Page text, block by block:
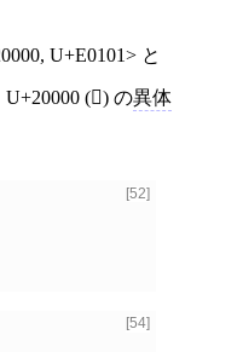
U+E0101> と
(𠀀) の異体
[52]
[54]